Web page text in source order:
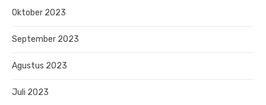
Oktober 2023
September 2023
Agustus 2023
Juli 2023